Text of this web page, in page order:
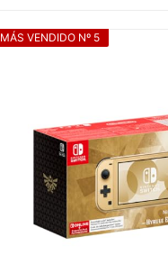
MÁS VENDIDO Nº 5